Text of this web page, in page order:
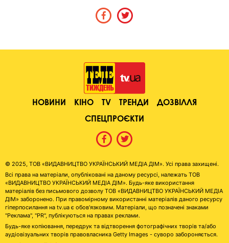
НОВИНИ КІНО TV ТРЕНДИ
ДОЗВІЛЛЯ
СПЕЦПРОЄКТИ
© 2025, ТОВ «ВИДАВНИЦТВО УКРАЇНСЬКИЙ МЕДІА ДІМ». Усі права захищені.
Всі права на матеріали, опубліковані на даному ресурсі, належать ТОВ
«ВИДАВНИЦТВО УКРАЇНСЬКИЙ МЕДІА ДІМ». Будь-яке використання
матеріалів без письмового дозволу ТОВ «ВИДАВНИЦТВО УКРАЇНСЬКИЙ МЕДІА
ДІМ» заборонено. При правомірному використанні матеріалів даного ресурсу
гіперпосилання на tv.ua є обов'язковим. Матеріали, що позначені знаками
"Реклама", "PR", публікуються на правах реклами.
Будь-яке копіювання, передрук та відтворення фотографічних творів та/або
аудіовізуальних творів правовласника Getty Images - суворо забороняється.